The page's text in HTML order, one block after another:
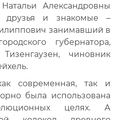
Александровны
друзья и знакомые –
занимавший в
губернатора,
чиновник
современная, так и
была использована
целях. А